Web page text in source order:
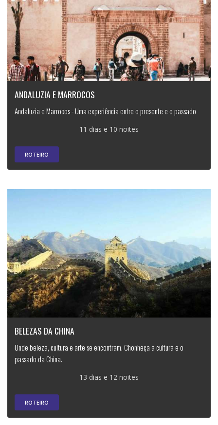
ANDALUZIA E MARROCOS
Andaluzia e Marrocos - Uma experiência entre o presente e o passado
11 dias e 10 noites
ROTEIRO
BELEZAS DA CHINA
Onde beleza, cultura e arte se encontram. Chonheça a cultura e o
passado da China.
13 dias e 12 noites
ROTEIRO